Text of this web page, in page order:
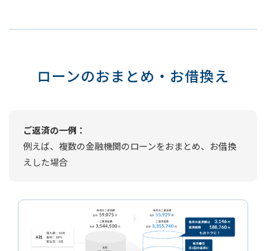
ローンのおまとめ・お借換え
ご返済の一例：
例えば、複数の金融機関のローンをおまとめ、お借換
えした場合